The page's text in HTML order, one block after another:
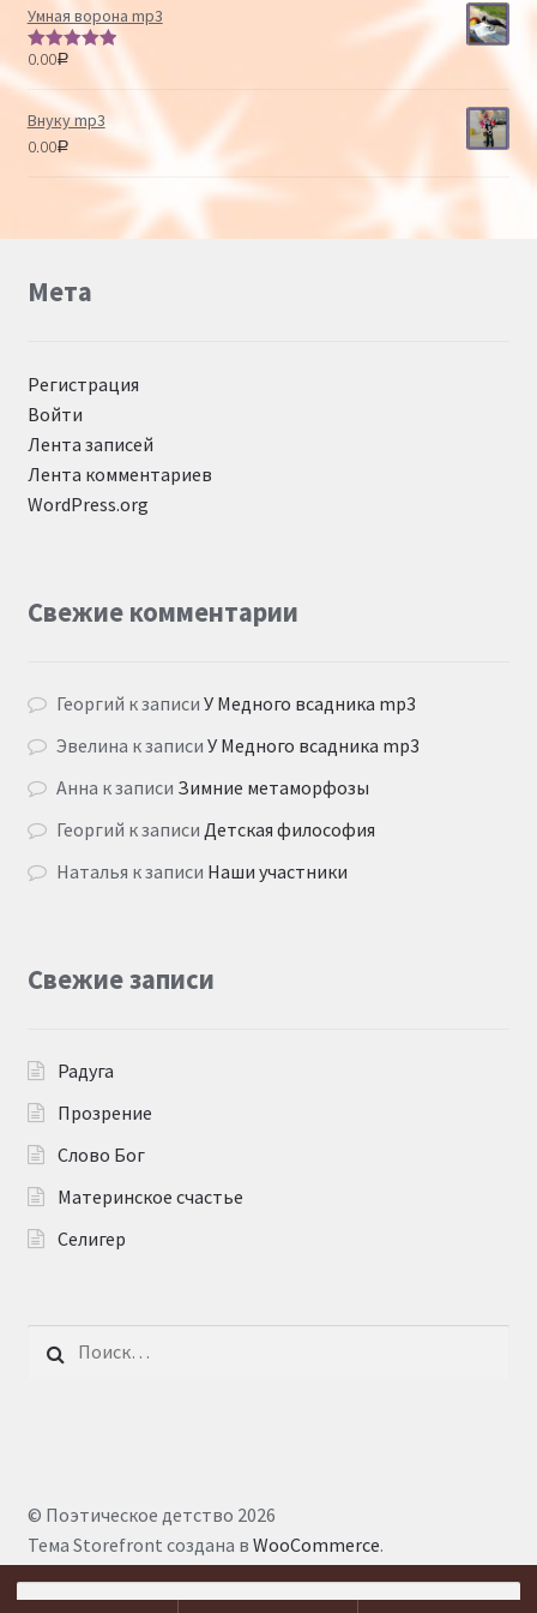
Умная ворона mp3
Оценка
0.00Р
Внуку mp3
0.00Р
Мета
Регистрация
Войти
Лента записей
Лента комментариев
WordPress.org
Свежие комментарии
Георгий к записиУ Медного всадника mp3
Эвелина к записиУ Медного всадника mp3
Анна к записи Зимние метаморфозы
Георгий к записи Детская философия
Наталья к записи Наши участники
Свежие записи
Радуга
Прозрение
Слово Бог
Материнское счастье
Селигер
Найти:
© Поэтическое детство 2026
Тема Storefront создана в WooCommerce.
Искать: